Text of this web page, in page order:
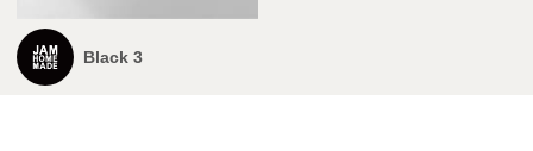
Black 3